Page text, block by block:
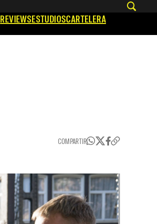
REVIEWSESTUDIOSCARTELERA
COMPARTIR